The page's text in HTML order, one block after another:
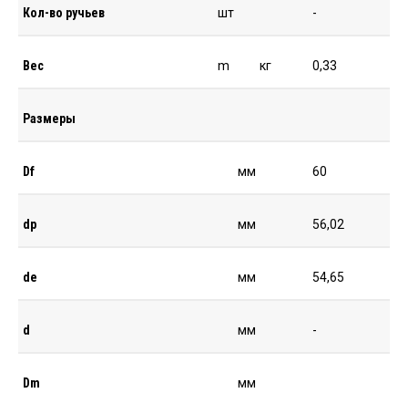
Кол-во ручьев шт -
Вес m кг 0,33
Размеры
Df мм 60
dp мм 56,02
de мм 54,65
d мм -
Dm мм